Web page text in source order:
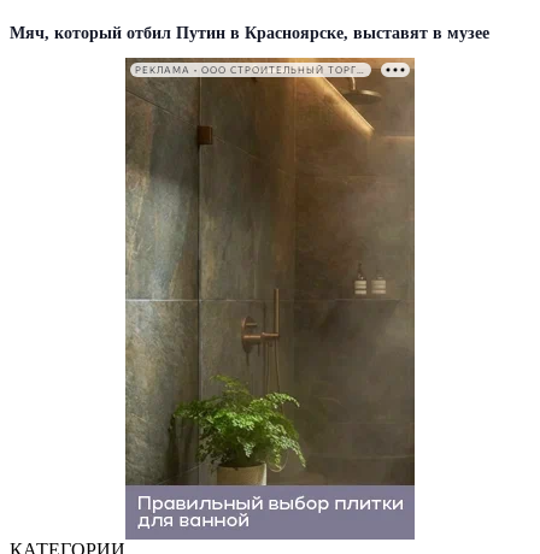
Мяч, который отбил Путин в Красноярске, выставят в музее